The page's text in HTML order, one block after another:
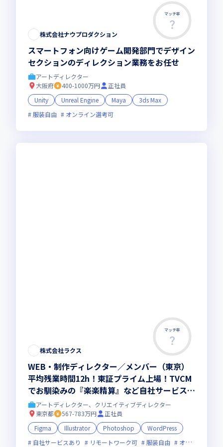
マッチ率
株式会社ナウプロダクション
スマートフォン向けゲーム開発部門でデザイン
セクションのディレクション業務をお任せ
アートディレクター
大阪府
400-1000万円
正社員
Unity
Unreal Engine Maya
3ds Max
服装自由
オンライン選考可
マッチ率
株式会社ラクス
WEB・制作ディレクター／メンバー（東京）
平均残業時間12h！東証プライム上場！TVCM
でお馴染みの『楽楽精算』など自社サービス複
数展開中！
アートディレクター、クリエイティブディレクター
東京都
567-783万円
正社員
Figma
Illustrator Photoshop
WordPress
自社サービスあり
リモートワーク可 服装自由 オンライン選考可